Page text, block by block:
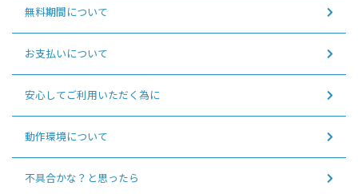
無料期間について
お支払いについて
安心してご利用いただく為に
動作環境について
不具合かな？と思ったら